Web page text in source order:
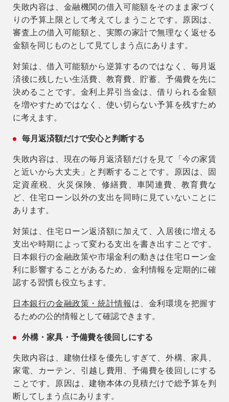
失敗内容は、金融機関の借入可能額をそのまま家づく
りの予算上限として考えてしまうことです。原因は、
審査上の借入可能額と、実際の家計で無理なく返せる
金額を同じものとして見てしまう点にあります。
対策は、借入可能額から逆算するのではなく、毎月返
済後に残したい生活費、教育費、貯蓄、予備費を先に
決めることです。金利上昇引当金は、借りられる金額
を増やすためではなく、使い切らない予算を残すため
に考えます。
毎月返済額だけで安心と判断する
失敗内容は、現在の毎月返済額だけを見て「今の家賃
と近いから大丈夫」と判断することです。原因は、固
定資産税、火災保険、修繕費、車関連費、教育費な
ど、住宅ローン以外の支出を同時に見ていないことに
あります。
対策は、住宅ローン返済額に加えて、入居後に増える
支出や時期によって変わる支出を書き出すことです。
日本銀行の金融政策や市場金利の動きは住宅ローン金
利に影響することがあるため、金利情報を定期的に確
認する習慣も役立ちます。
日本銀行の金融政策・統計情報 は、金利環境を把握す
るための公的情報として確認できます。
外構・家具・予備費を後回しにする
失敗内容は、建物仕様を優先しすぎて、外構、家具、
家電、カーテン、引越し費用、予備費を後回しにする
ことです。原因は、建物本体の見積だけで総予算を判
断してしまう点にあります。